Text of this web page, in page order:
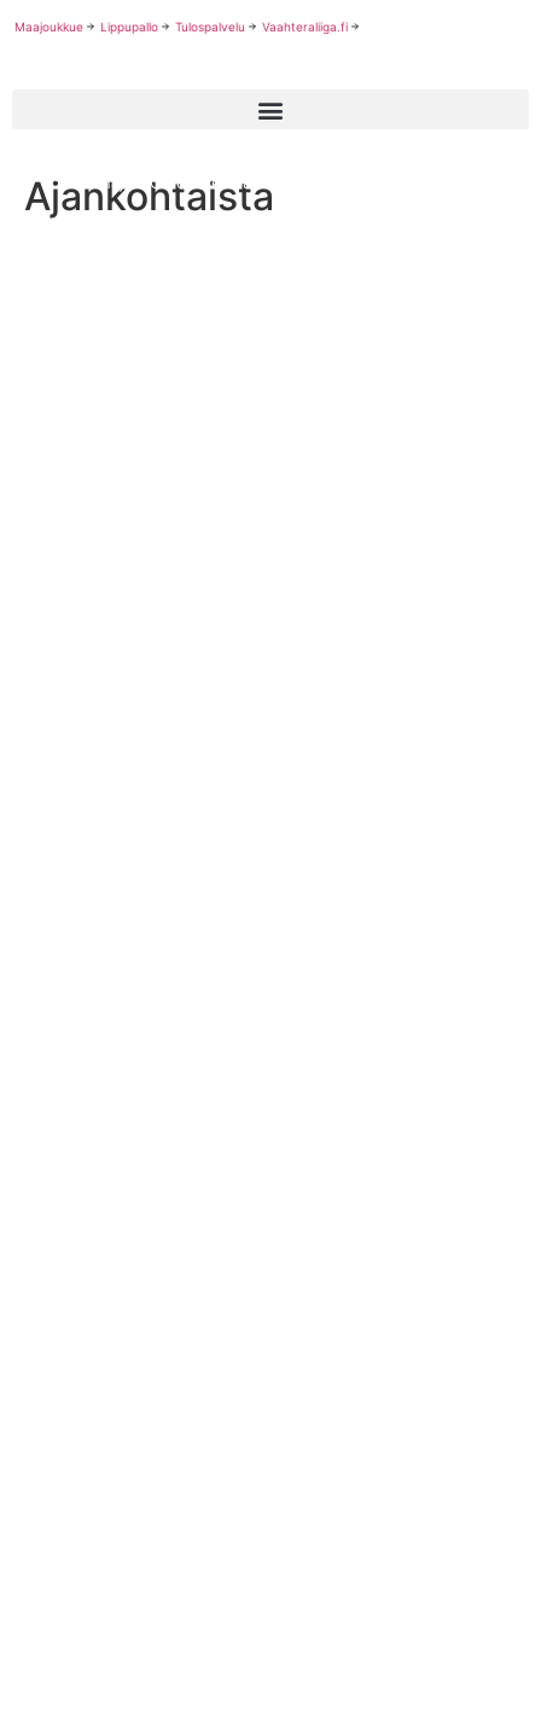
Maajoukkue Lippupallo Tulospalvelu Vaahteraliiga.fi
Ajankohtaista
Seinäjoki Crocodiles Tähtiseuraksi